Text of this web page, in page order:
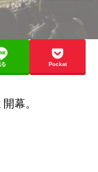
る Pocket
幕。